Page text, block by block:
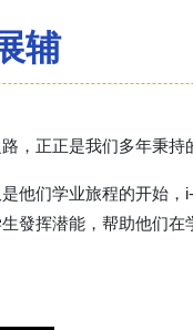
辅
，正正是我们多年秉持
他们学业旅程的开始
發挥潜能，帮助他们在